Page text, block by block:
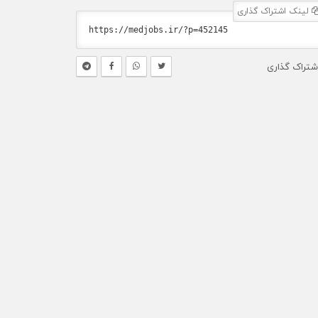
لینک اشتراک گذاری
گذاری